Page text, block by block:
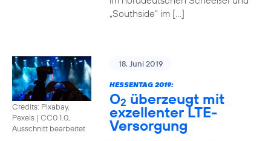
„Southside“ im […]
Credits: Pixabay,
Pexels | CC0 1.0,
Ausschnitt bearbeitet
18. Juni 2019
HESSENTAG 2019:
O2 überzeugt mit
exzellenter LTE-
Versorgung